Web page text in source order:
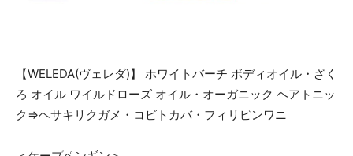
【WELEDA(ヴェレダ)】 ホワイトバーチ ボディオイル・ざく
ろ オイル ワイルドローズ オイル・オーガニック ヘアトニッ
ク⇒ヘサキリクガメ・コビトカバ・フィリピンワニ